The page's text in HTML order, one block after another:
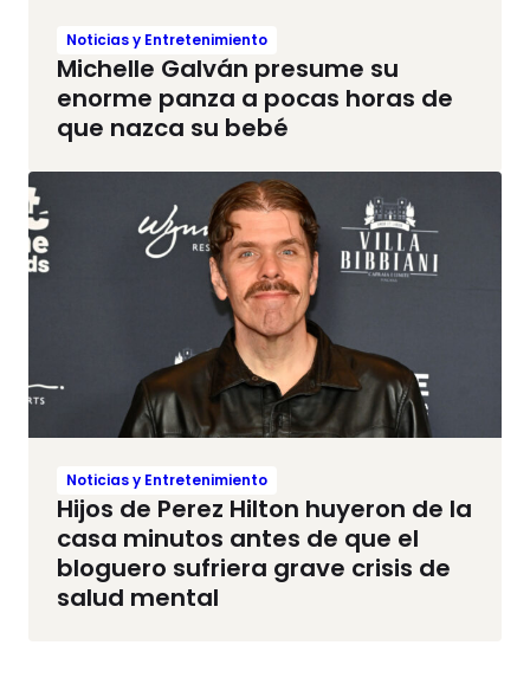
Noticias y Entretenimiento
Michelle Galván presume su
enorme panza a pocas horas de
que nazca su bebé
Noticias y Entretenimiento
Hijos de Perez Hilton huyeron de la
casa minutos antes de que el
bloguero sufriera grave crisis de
salud mental